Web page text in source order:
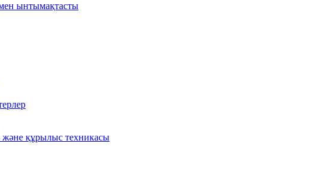
ынтымақтасты
және құрылыс техникасы